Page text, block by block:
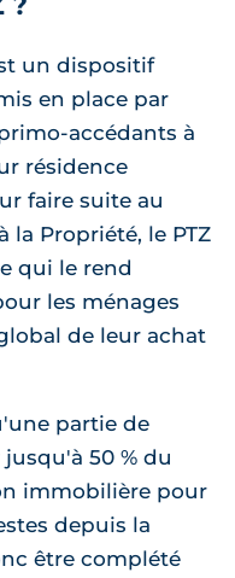
un dispositif
en place par
accédants à
résidence
faire suite au
la Propriété, le PTZ
qui le rend
les ménages
de leur achat
partie de
50 % du
immobilière pour
depuis la
être complété